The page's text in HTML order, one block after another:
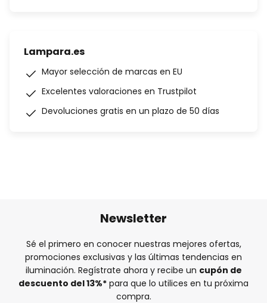
Lampara.es
Mayor selección de marcas en EU
Excelentes valoraciones en Trustpilot
Devoluciones gratis en un plazo de 50 días
Newsletter
Sé el primero en conocer nuestras mejores ofertas,
promociones exclusivas y las últimas tendencias en
iluminación. Regístrate ahora y recibe un cupón de
descuento del13%* para que lo utilices en tu próxima
compra.